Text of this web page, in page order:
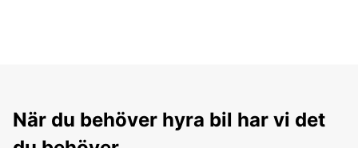
När du behöver hyra bil har vi det